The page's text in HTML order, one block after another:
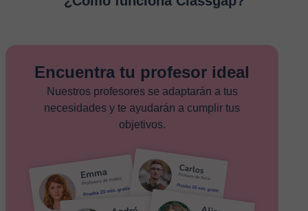
Encuentra tu profesor ideal
Nuestros profesores se adaptarán a tus
necesidades y te ayudarán a cumplir tus
objetivos.